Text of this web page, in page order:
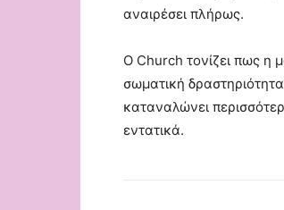
αναιρέσει πλήρως.
Ο Church τονίζει πως η
σωματική
καταναλώνει
εντατικά.